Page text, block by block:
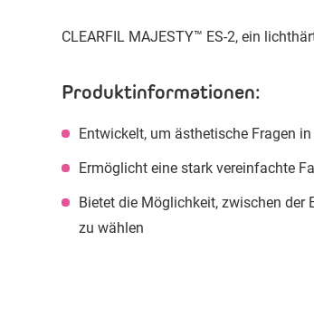
CLEARFIL MAJESTY™ ES-2, ein
Produktinformationen:
Entwickelt, um ästhetische Fragen
Ermöglicht eine stark vereinfachte
Bietet die Möglichkeit, zwischen der
zu wählen